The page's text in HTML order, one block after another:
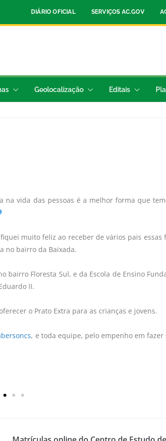
DIÁRIO OFICIAL SERVIÇOS AC.GOV
Geolocalização Editais
na vida das pessoas é a melhor forma que
muito feliz ao receber de vários pais essas
no bairro da Baixada.
bairro Floresta Sul, e da Escola de Ensino
II.
o Prato Extra para as crianças e jovens.
, e toda equipe, pelo empenho em fazer